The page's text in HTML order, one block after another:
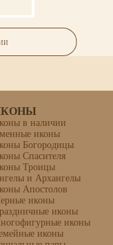
в наличии
иконы
Богородицы
Спасителя
Троицы
и Архангелы
Апостолов
иконы
иконы
иконы
иконы